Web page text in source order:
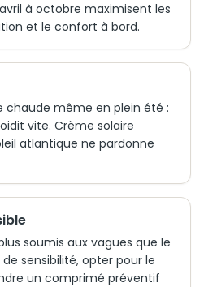
à octobre maximisent les
et le confort à bord.
chaude même en plein été :
vite. Crème solaire
atlantique ne pardonne
soumis aux vagues que le
sensibilité, opter pour le
un comprimé préventif